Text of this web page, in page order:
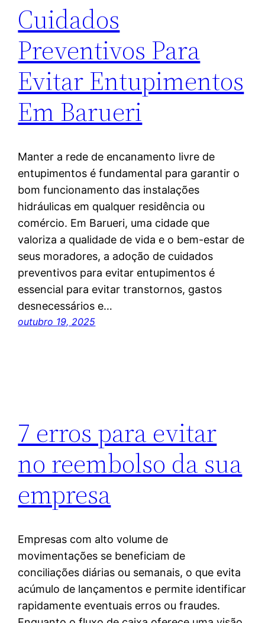
Cuidados
Preventivos Para
Evitar Entupimentos
Em Barueri
Manter a rede de encanamento livre de
entupimentos é fundamental para garantir o
bom funcionamento das instalações
hidráulicas em qualquer residência ou
comércio. Em Barueri, uma cidade que
valoriza a qualidade de vida e o bem-estar de
seus moradores, a adoção de cuidados
preventivos para evitar entupimentos é
essencial para evitar transtornos, gastos
desnecessários e…
outubro 19, 2025
7 erros para evitar
no reembolso da sua
empresa
Empresas com alto volume de
movimentações se beneficiam de
conciliações diárias ou semanais, o que evita
acúmulo de lançamentos e permite identificar
rapidamente eventuais erros ou fraudes.